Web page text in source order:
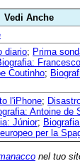
Vedi Anche
diario; Prima
Coutinho;
l'iPhone;
Antoine de
Júnior;
per la
nel tuo